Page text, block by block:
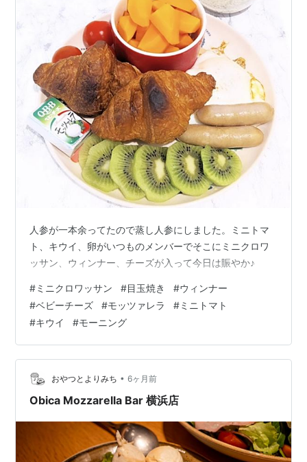
人参が一本余ってたので蒸し人参にしました。ミニトマ
ト、キウイ、卵がいつものメンバーでそこにミニクロワ
ッサン、ウィンナー、チーズが入って今日は賑やか♪
#ミニクロワッサン #目玉焼き #ウィンナー
#ベビーチーズ #モッツァレラ #ミニトマト
#キウイ #モーニング
おやつとよりみち • 6ヶ月前
Obica Mozzarella Bar 横浜店